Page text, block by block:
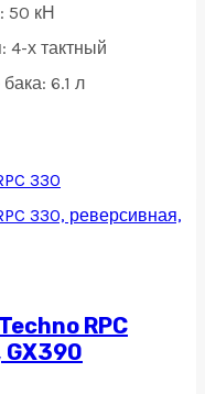
50 кН
4-х тактный
6.1 л
RPC
GX390